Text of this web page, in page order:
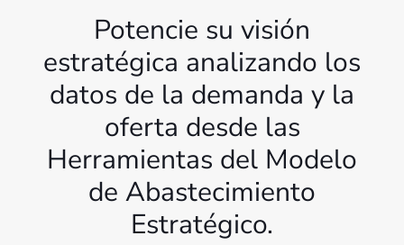
Potencie su visión
estratégica analizando los
datos de la demanda y la
oferta desde las
Herramientas del Modelo
de Abastecimiento
Estratégico.